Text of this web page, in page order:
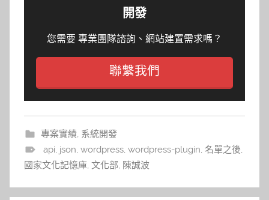
開發
您需要 專業團隊諮詢、網站建置需求嗎？
聯繫我們
專案實績, 系統開發
api json wordpress, wordpress-plugin 名單之後
國家文化記憶庫 文化部 陳誠波